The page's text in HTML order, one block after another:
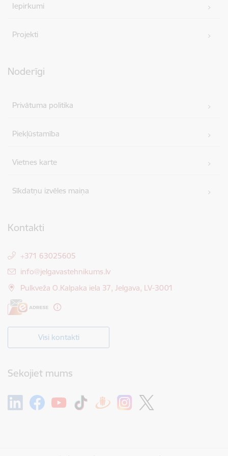
Iepirkumi
Projekti
Noderīgi
Privātuma politika
Piekļūstamība
Vietnes karte
Sīkdatņu izvēles maiņa
Kontakti
+371 63025605
E-pasts:
info@jelgavastehnikums.lv
Pulkveža O.Kalpaka iela 37, Jelgava, LV-3001
Visi kontakti
Sekojiet mums